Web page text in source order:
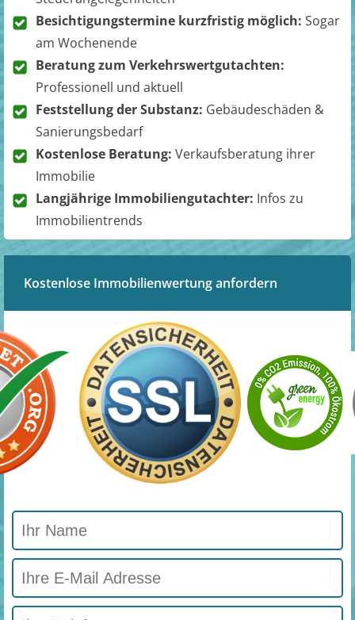
Besichtigungstermine kurzfristig möglich: Sogar
am Wochenende
Beratung zum Verkehrswertgutachten:
Professionell und aktuell
Feststellung der Substanz: Gebäudeschäden &
Sanierungsbedarf
Kostenlose Beratung: Verkaufsberatung ihrer
Immobilie
Langjährige Immobiliengutachter: Infos zu
Immobilientrends
Kostenlose Immobilienwertung anfordern